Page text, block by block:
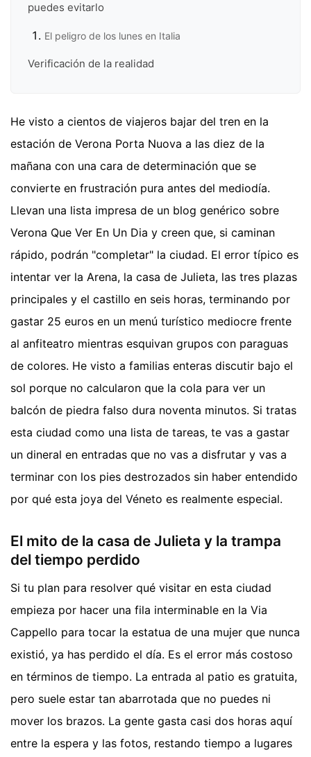
puedes evitarlo
El peligro de los lunes en Italia
Verificación de la realidad
He visto a cientos de viajeros bajar del tren en la
estación de Verona Porta Nuova a las diez de la
mañana con una cara de determinación que se
convierte en frustración pura antes del mediodía.
Llevan una lista impresa de un blog genérico sobre
Verona Que Ver En Un Dia y creen que, si caminan
rápido, podrán "completar" la ciudad. El error típico es
intentar ver la Arena, la casa de Julieta, las tres plazas
principales y el castillo en seis horas, terminando por
gastar 25 euros en un menú turístico mediocre frente
al anfiteatro mientras esquivan grupos con paraguas
de colores. He visto a familias enteras discutir bajo el
sol porque no calcularon que la cola para ver un
balcón de piedra falso dura noventa minutos. Si tratas
esta ciudad como una lista de tareas, te vas a gastar
un dineral en entradas que no vas a disfrutar y vas a
terminar con los pies destrozados sin haber entendido
por qué esta joya del Véneto es realmente especial.
El mito de la casa de Julieta y la trampa
del tiempo perdido
Si tu plan para resolver qué visitar en esta ciudad
empieza por hacer una fila interminable en la Via
Cappello para tocar la estatua de una mujer que nunca
existió, ya has perdido el día. Es el error más costoso
en términos de tiempo. La entrada al patio es gratuita,
pero suele estar tan abarrotada que no puedes ni
mover los brazos. La gente gasta casi dos horas aquí
entre la espera y las fotos, restando tiempo a lugares